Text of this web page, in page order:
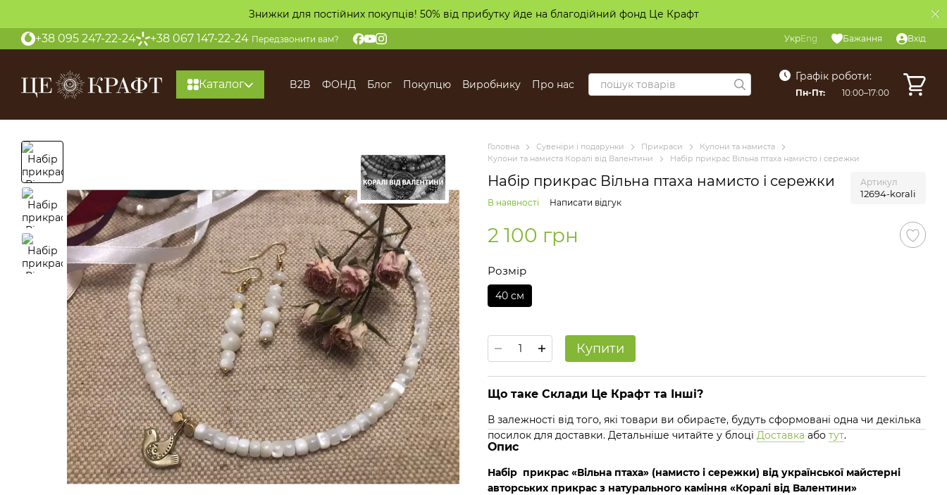
Знижки для постійних покупців! 50% від прибутку йде на благодійний фонд Це Крафт
+38 095 247-22-24 +38 067 147-22-24 Передзвонити вам? УкрEng Бажання Вхід
Каталог B2B ФОНД Блог Покупцю Виробнику Про нас
Графік роботи:
Пн-Пт: 10:00–17:00
Головна Сувеніри і подарунки Прикраси
Кулони та намиста
Кулони та намиста Коралі від Валентини
Набір прикрас Вільна птаха намисто і сережки
Набір прикрас Вільна птаха намисто і сережки Артикул
12694-korali
В наявності Написати відгук
2 100 грн
Розмір
40 см
Купити
Що таке Склади Це Крафт та Інші?
В залежності від того, які товари ви обираєте, будуть сформовані одна чи декілька
посилок для доставки. Детальніше читайте у блоці Доставка або тут.
Опис
Набір прикрас «Вільна птаха» (намисто і сережки) від української майстерні
авторських прикрас з натурального каміння «Коралі від Валентини»